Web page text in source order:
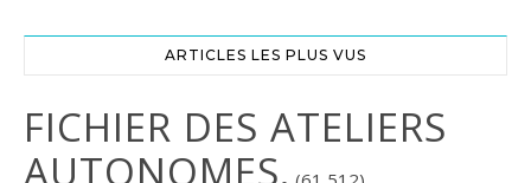
ARTICLES LES PLUS VUS
FICHIER DES ATELIERS
AUTONOMES.